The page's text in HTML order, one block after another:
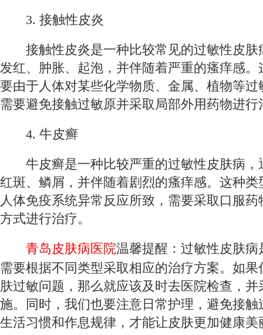
3. 接触性皮炎
接触性皮炎是一种比较常见的过敏性皮肤
发红、肿胀、起泡，并伴随着严重的瘙痒感
要由于人体对某些化学物质、金属、植物等
需要避免接触过敏原并采取局部外用药物进行
4. 牛皮癣
牛皮癣是一种比较严重的过敏性皮肤病，
红斑、鳞屑，并伴随着剧烈的瘙痒感。这种
人体免疫系统异常反应所致，需要采取口服
方式进行治疗。
青岛皮肤病医院温馨提醒：过敏性皮肤
需要根据不同类型采取相应的治疗方案。如
肤过敏问题，那么就应该及时去医院检查，
施。同时，我们也要注意日常护理，避免接
生活习惯和作息规律，才能让皮肤更加健康美